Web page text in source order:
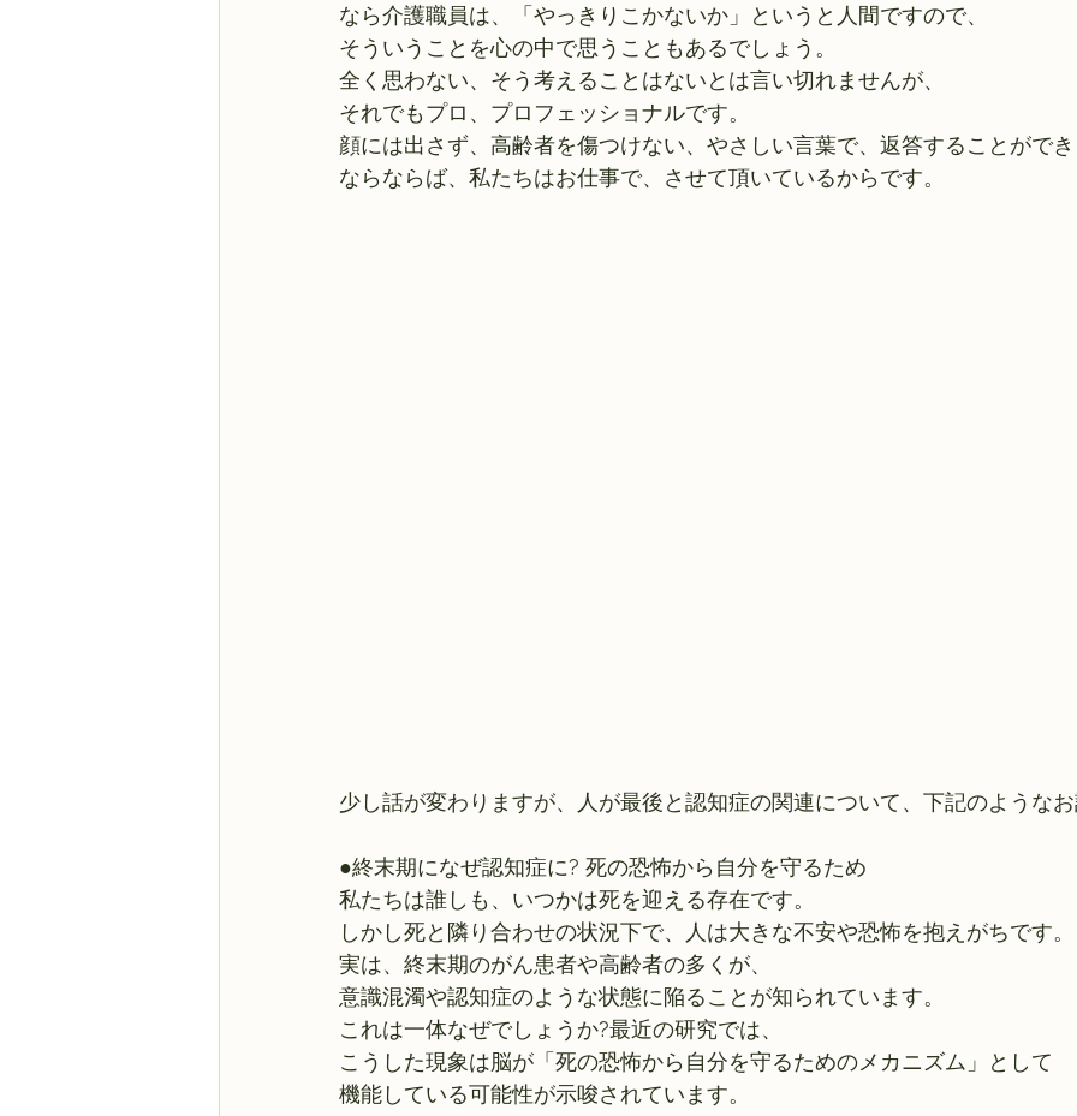
なら介護職員は、「やっきりこかないか」というと人間ですので、
そういうことを心の中で思うこともあるでしょう。
全く思わない、そう考えることはないとは言い切れませんが、
それでもプロ、プロフェッショナルです。
顔には出さず、高齢者を傷つけない、やさしい言葉で、返答することがで
ならならば、私たちはお仕事で、させて頂いているからです。
少し話が変わりますが、人が最後と認知症の関連について、下記のような
●終末期になぜ認知症に? 死の恐怖から自分を守るため
私たちは誰しも、いつかは死を迎える存在です。
しかし死と隣り合わせの状況下で、人は大きな不安や恐怖を抱えがちです。
実は、終末期のがん患者や高齢者の多くが、
意識混濁や認知症のような状態に陥ることが知られています。
これは一体なぜでしょうか?最近の研究では、
こうした現象は脳が「死の恐怖から自分を守るためのメカニズム」として
機能している可能性が示唆されています。